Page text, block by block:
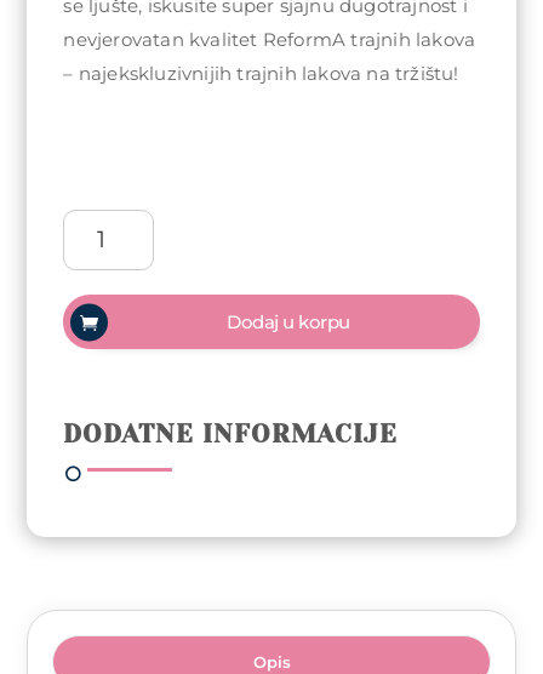
se ljušte, iskusite super sjajnu dugotrajnost i
nevjerovatan kvalitet ReformA trajnih lakova
– najekskluzivnijih trajnih lakova na tržištu!
ReformA
trajni
lak
-
Toxic
Love
Dodaj u korpu
DODATNE INFORMACIJE
Opis